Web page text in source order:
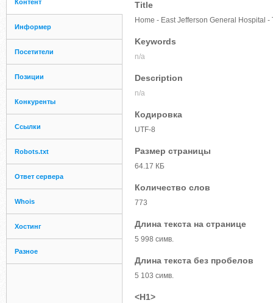
Контент
Информер
Посетители
Позиции
Конкуренты
Ссылки
Robots.txt
Ответ сервера
Whois
Хостинг
Разное
Title
Home - East Jefferson General Hospital
Keywords
n/a
Description
n/a
Кодировка
UTF-8
Размер страницы
64.17 КБ
Количество слов
773
Длина текста на странице
5 998 симв.
Длина текста без пробелов
5 103 симв.
<H1>